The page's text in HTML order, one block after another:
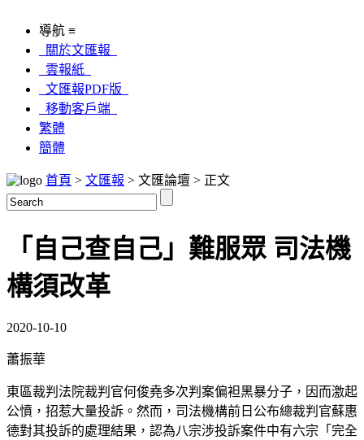
導航 ≡
關於文匯報
雲報紙
文匯報PDF版
移動客戶端
繁體
簡體
首頁 > 文匯報 > 文匯論壇 > 正文
「自己查自己」難服眾 司法機
構須改革
2020-10-10
蕭振華
東區裁判法院裁判官何俊堯多次判案偏袒黑暴分子，因而激起
公憤，招惹大量投訴。然而，司法機構前日公布總裁判官蘇惠
德對其投訴的處理結果，認為八宗涉投訴案件中有六宗「完全